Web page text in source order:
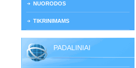
NUORODOS
TIKRINIMAMS
PADALINIAI